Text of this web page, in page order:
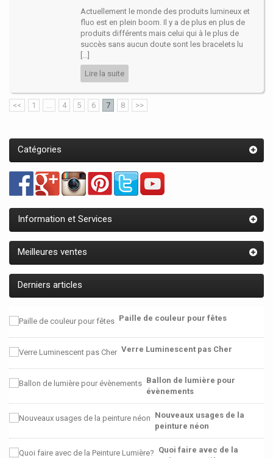
Actuellement le monde des produits lumineux et
fluo est en plein boom. Il y a de plus en plus de
produits différents mais celui qui à le plus de
succès sans aucun doute sont les bracelets lu
[...]
Lire la suite
<< 1 ... 4 5 6 7 8 >>
Catégories
Information et Services
Meilleures ventes
Derniers articles
Paille de couleur pour fêtes
Verre Luminescent pas Cher
Ballon de lumière pour
évènements
Nouveaux usages de la
peinture néon
Quoi faire avec de la